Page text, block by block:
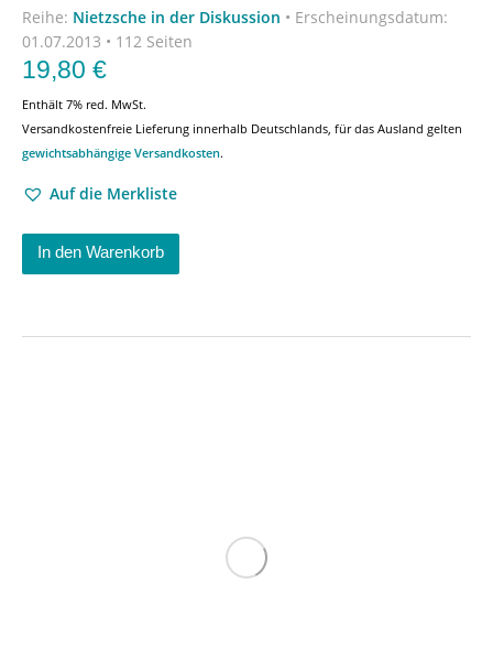
Reihe: Nietzsche in der Diskussion • Erscheinungsdatum:
01.07.2013 • 112 Seiten
19,80 €
Enthält 7% red. MwSt.
Versandkostenfreie Lieferung innerhalb Deutschlands, für das Ausland gelten
gewichtsabhängige Versandkosten.
Auf die Merkliste
In den Warenkorb